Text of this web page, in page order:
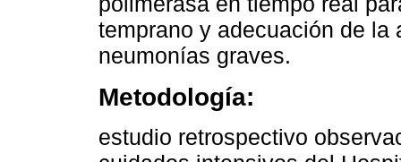
temprano y adecuación de
neumonías graves.
Metodología:
estudio retrospectivo